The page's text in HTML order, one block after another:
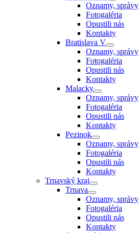
Oznamy, správy
Fotogaléria
Opustili nás
Kontakty
Bratislava V
Oznamy, správy
Fotogaléria
Opustili nás
Kontakty
Malacky
Oznamy, správy
Fotogaléria
Opustili nás
Kontakty
Pezinok
Oznamy, správy
Fotogaléria
Opustili nás
Kontakty
Trnavský kraj
Trnava
Oznamy, správy
Fotogaléria
Opustili nás
Kontakty